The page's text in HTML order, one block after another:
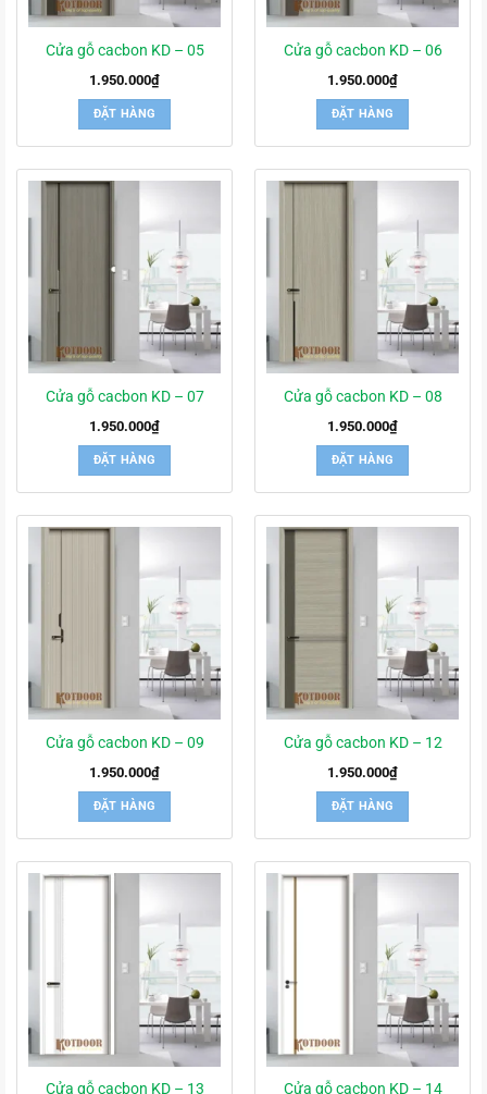
Cửa gỗ cacbon KD – 05
1.950.000₫
ĐẶT HÀNG
Cửa gỗ cacbon KD – 06
1.950.000₫
ĐẶT HÀNG
Cửa gỗ cacbon KD – 07
1.950.000₫
ĐẶT HÀNG
Cửa gỗ cacbon KD – 08
1.950.000₫
ĐẶT HÀNG
Cửa gỗ cacbon KD – 09
1.950.000₫
ĐẶT HÀNG
Cửa gỗ cacbon KD – 12
1.950.000₫
ĐẶT HÀNG
Cửa gỗ cacbon KD – 13 Cửa gỗ cacbon KD – 14